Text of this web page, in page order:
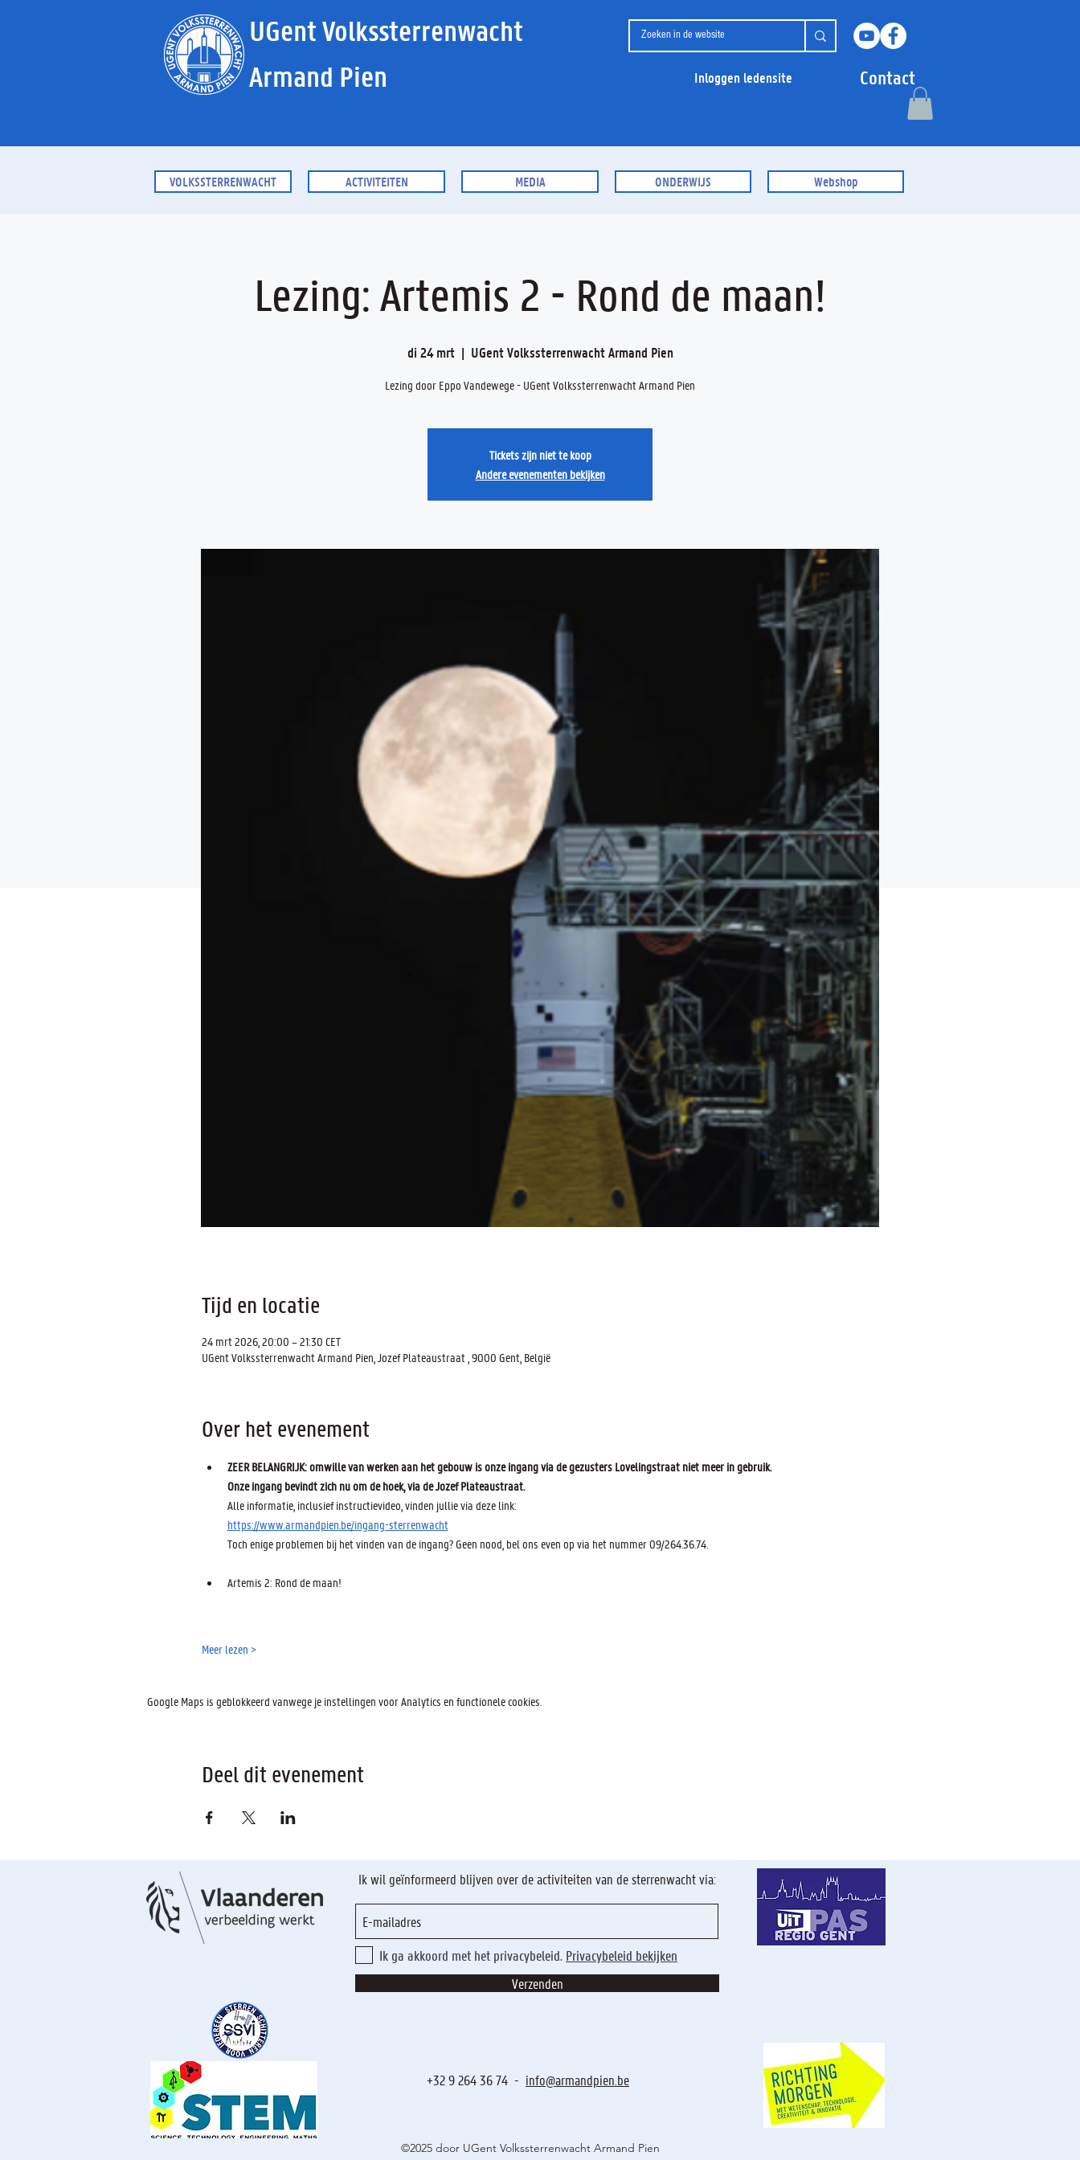
UGent Volkssterrenwacht
Armand Pien
Inloggen ledensite Contact
VOLKSSTERRENWACHT ACTIVITEITEN MEDIA ONDERWIJS Webshop
Lezing: Artemis 2 - Rond de maan!
di 24 mrt
  |
UGent Volkssterrenwacht Armand Pien
Lezing door Eppo Vandewege - UGent Volkssterrenwacht Armand Pien
Tickets zijn niet te koop
Andere evenementen bekijken
Tijd en locatie
24 mrt 2026, 20:00 – 21:30 CET
UGent Volkssterrenwacht Armand Pien, Jozef Plateaustraat , 9000 Gent, België
Over het evenement
ZEER BELANGRIJK: omwille van werken aan het gebouw is onze ingang via de gezusters Lovelingstraat niet meer in gebruik.
Onze ingang bevindt zich nu om de hoek, via de Jozef Plateaustraat.
Alle informatie, inclusief instructievideo, vinden jullie via deze link:
https://www.armandpien.be/ingang-sterrenwacht
Toch enige problemen bij het vinden van de ingang? Geen nood, bel ons even op via het nummer 09/264.36.74.
Artemis 2: Rond de maan!
Meer lezen >
Google Maps is geblokkeerd vanwege je instellingen voor Analytics en functionele cookies.
Deel dit evenement
Ik wil geïnformeerd blijven over de activiteiten van de sterrenwacht via:
Ik ga akkoord met het privacybeleid. Privacybeleid bekijken
Verzenden
+32 9 264 36 74 - info@armandpien.be
©2025 door UGent Volkssterrenwacht Armand Pien